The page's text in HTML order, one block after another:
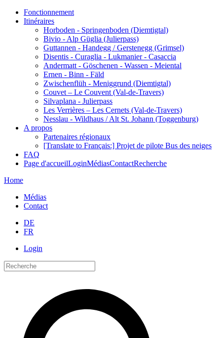
Fonctionnement
Itinéraires
Horboden - Springenboden (Diemtigtal)
Bivio - Alp Güglia (Julierpass)
Guttannen - Handegg / Gerstenegg (Grimsel)
Disentis - Curaglia - Lukmanier - Casaccia
Andermatt - Göschenen - Wassen - Meiental
Ernen - Binn - Fäld
Zwischenflüh - Meniggrund (Diemtigtal)
Couvet – Le Couvent (Val-de-Travers)
Silvaplana - Julierpass
Les Verrières – Les Cernets (Val-de-Travers)
Nesslau - Wildhaus / Alt St. Johann (Toggenburg)
A propos
Partenaires régionaux
[Translate to Français:] Projet de pilote Bus des neiges
FAQ
Page d'accueilLoginMédiasContactRecherche
Home
Médias
Contact
DE
FR
Login